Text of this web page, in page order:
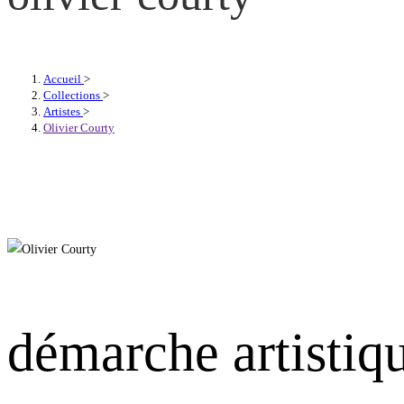
Accueil >
Collections >
Artistes >
Olivier Courty
démarche